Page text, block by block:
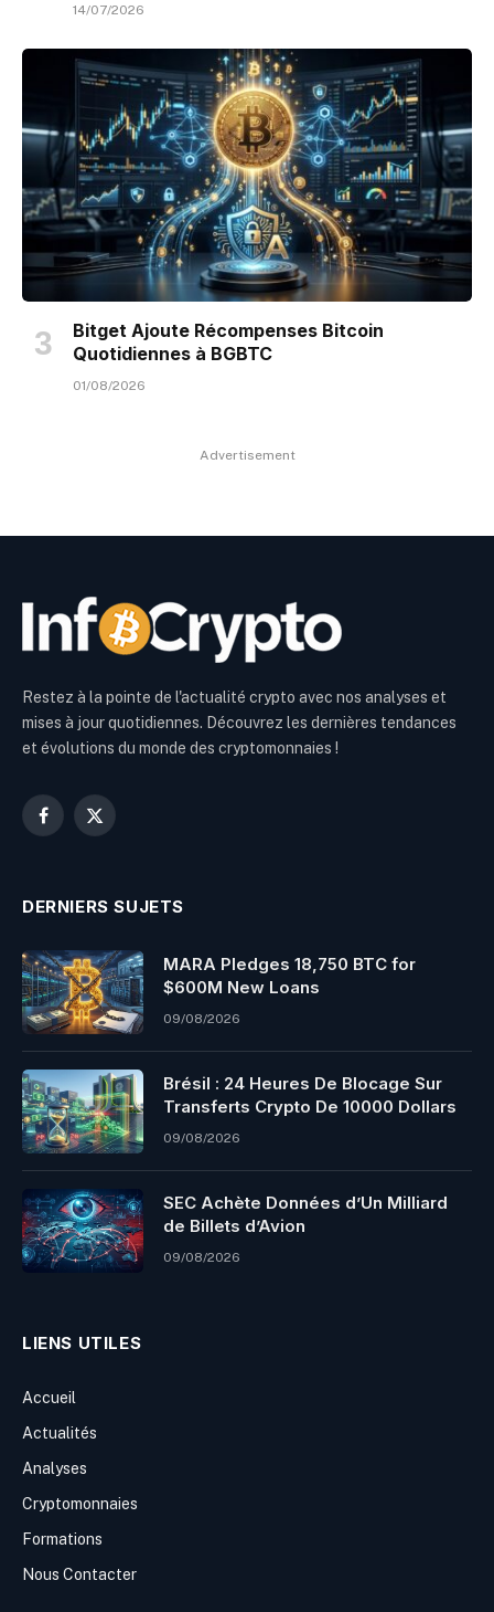
14/07/2026
Bitget Ajoute Récompenses Bitcoin
Quotidiennes à BGBTC
01/08/2026
Advertisement
Restez à la pointe de l'actualité crypto avec nos analyses et
mises à jour quotidiennes. Découvrez les dernières tendances
et évolutions du monde des cryptomonnaies !
Facebook
X
DERNIERS SUJETS
MARA Pledges 18,750 BTC for
$600M New Loans
09/08/2026
Brésil : 24 Heures De Blocage Sur
Transferts Crypto De 10000 Dollars
09/08/2026
SEC Achète Données d’Un Milliard
de Billets d’Avion
09/08/2026
LIENS UTILES
Accueil
Actualités
Analyses
Cryptomonnaies
Formations
Nous Contacter